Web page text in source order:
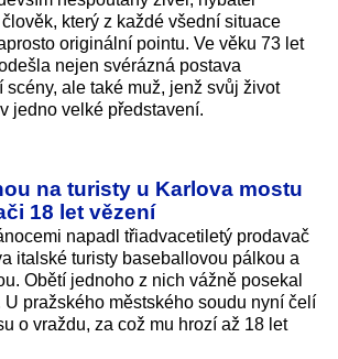
který z každé všední situace
originální pointu. Ve věku 73 let
nejen svérázná postava
scény, ale také muž, jenž svůj život
jedno velké představení.
na turisty u Karlova mostu
18 let vězení
napadl třiadvacetiletý prodavač
italské turisty baseballovou pálkou a
Obětí jednoho z nich vážně posekal
U pražského městského soudu nyní čelí
o vraždu, za což mu hrozí až 18 let